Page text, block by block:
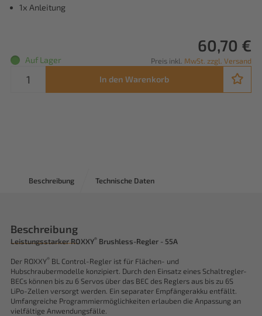
1x Anleitung
60,70 €
Preis inkl. MwSt. zzgl. Versand
Auf Lager
In den Warenkorb
Beschreibung Technische Daten
Beschreibung
Leistungsstarker ROXXY® Brushless-Regler - 55A
Der ROXXY® BL Control-Regler ist für Flächen- und
Hubschraubermodelle konzipiert. Durch den Einsatz eines Schaltregler-
BECs können bis zu 6 Servos über das BEC des Reglers aus bis zu 6S
LiPo-Zellen versorgt werden. Ein separater Empfängerakku entfällt.
Umfangreiche Programmiermöglichkeiten erlauben die Anpassung an
vielfältige Anwendungsfälle.